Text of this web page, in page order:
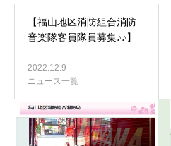
【福山地区消防組合消防
音楽隊客員隊員募集♪♪】
2022.12.9
ニュース一覧